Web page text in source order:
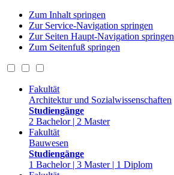
Zum Inhalt springen
Zur Service-Navigation springen
Zur Seiten Haupt-Navigation springen
Zum Seitenfuß springen
Fakultät
Architektur und Sozialwissenschaften
Studiengänge
2 Bachelor | 2 Master
Fakultät
Bauwesen
Studiengänge
1 Bachelor | 3 Master | 1 Diplom